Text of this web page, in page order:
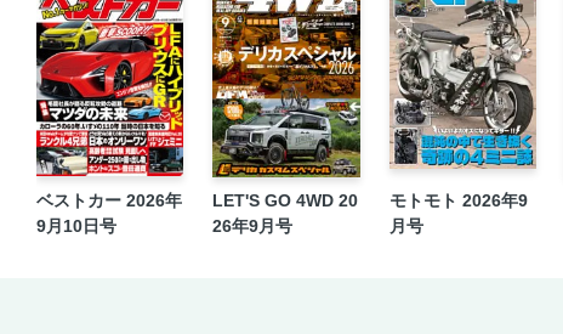
ベストカー 2026年
9月10日号
LET'S GO 4WD 20
26年9月号
モトモト 2026年9
月号